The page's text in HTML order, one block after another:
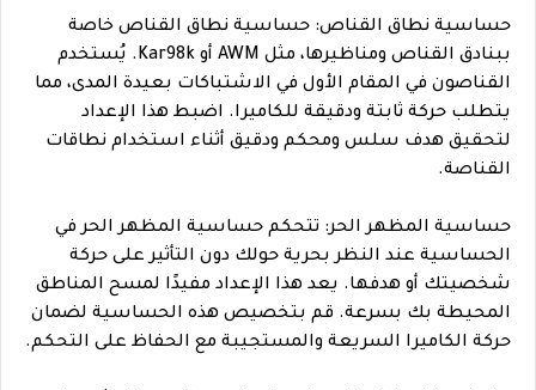
حساسية نطاق القناص: حساسية نطاق القناص خاصة
ببنادق القناص ومناظيرها، مثل AWM أو Kar98k. يُستخدم
القناصون في المقام الأول في الاشتباكات بعيدة المدى، مما
يتطلب حركة ثابتة ودقيقة للكاميرا. اضبط هذا الإعداد
لتحقيق هدف سلس ومحكم ودقيق أثناء استخدام نطاقات
القناصة.
حساسية المظهر الحر: تتحكم حساسية المظهر الحر في
الحساسية عند النظر بحرية حولك دون التأثير على حركة
شخصيتك أو هدفها. يعد هذا الإعداد مفيدًا لمسح المناطق
المحيطة بك بسرعة. قم بتخصيص هذه الحساسية لضمان
حركة الكاميرا السريعة والمستجيبة مع الحفاظ على التحكم.